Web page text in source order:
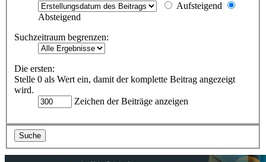
Aufsteigend
Absteigend
Suchzeitraum begrenzen:
Die ersten:
Stelle 0 als Wert ein, damit der komplette Beitrag angezeigt
wird.
Zeichen der Beiträge anzeigen